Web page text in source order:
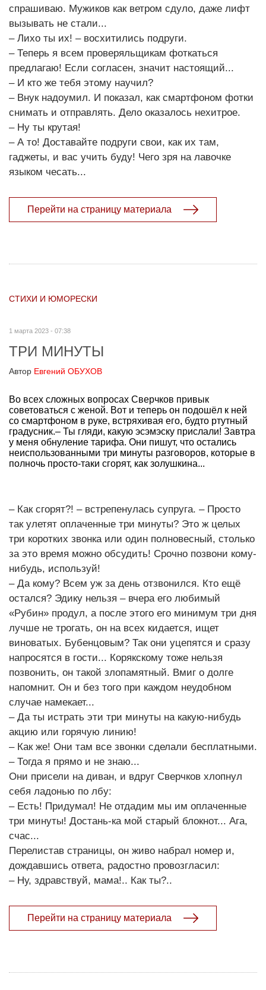
спрашиваю. Мужиков как ветром сдуло, даже лифт
вызывать не стали...
– Лихо ты их! – восхитились подруги.
– Теперь я всем проверяльщикам фоткаться
предлагаю! Если согласен, значит настоящий...
– И кто же тебя этому научил?
– Внук надоумил. И показал, как смартфоном фотки
снимать и отправлять. Дело оказалось нехитрое.
– Ну ты крутая!
– А то! Доставайте подруги свои, как их там,
гаджеты, и вас учить буду! Чего зря на лавочке
языком чесать...
Перейти на страницу материала
СТИХИ И ЮМОРЕСКИ
1 марта 2023 - 07:38
ТРИ МИНУТЫ
Автор Евгений ОБУХОВ
Во всех сложных вопросах Сверчков привык
советоваться с женой. Вот и теперь он подошёл к ней
со смартфоном в руке, встряхивая его, будто ртутный
градусник.– Ты гляди, какую эсэмэску прислали! Завтра
у меня обнуление тарифа. Они пишут, что остались
неиспользованными три минуты разговоров, которые в
полночь просто-таки сгорят, как золушкина...
– Как сгорят?! – встрепенулась супруга. – Просто
так улетят оплаченные три минуты? Это ж целых
три коротких звонка или один полновесный, столько
за это время можно обсудить! Срочно позвони кому-
нибудь, используй!
– Да кому? Всем уж за день отзвонился. Кто ещё
остался? Эдику нельзя – вчера его любимый
«Рубин» продул, а после этого его минимум три дня
лучше не трогать, он на всех кидается, ищет
виноватых. Бубенцовым? Так они уцепятся и сразу
напросятся в гости... Корякскому тоже нельзя
позвонить, он такой злопамятный. Вмиг о долге
напомнит. Он и без того при каждом неудобном
случае намекает...
– Да ты истрать эти три минуты на какую-нибудь
акцию или горячую линию!
– Как же! Они там все звонки сделали бесплатными.
– Тогда я прямо и не знаю...
Они присели на диван, и вдруг Сверчков хлопнул
себя ладонью по лбу:
– Есть! Придумал! Не отдадим мы им оплаченные
три минуты! Достань-ка мой старый блокнот... Ага,
счас...
Перелистав страницы, он живо набрал номер и,
дождавшись ответа, радостно провозгласил:
– Ну, здравствуй, мама!.. Как ты?..
Перейти на страницу материала